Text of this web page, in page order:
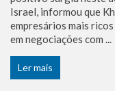
Israel, informou que
empresários mais
em negociações com ...
Ler mais